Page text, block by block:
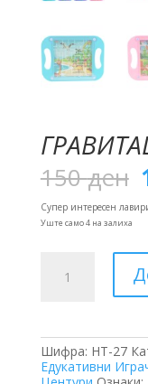
150ден
Супер интересен
Уште само 4 на залиха
Лавиринт
Шифра: HT-27
Едукативни